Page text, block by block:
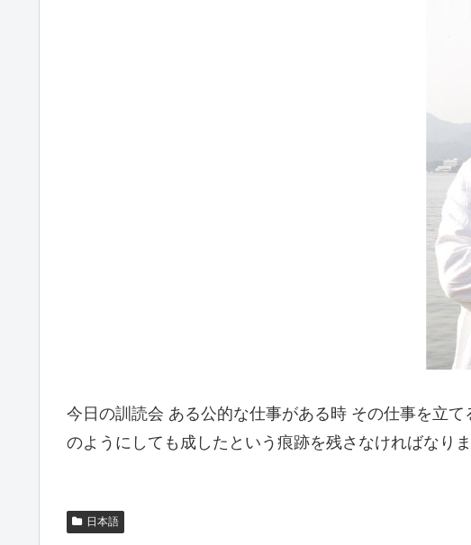
今日の訓読会 ある公的な仕事がある時 その仕事を立
のようにしても成したという痕跡を残さなければなり
日本語